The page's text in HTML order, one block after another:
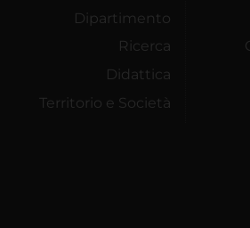
Dipartimento
Ricerca
Didattica
Territorio e Società